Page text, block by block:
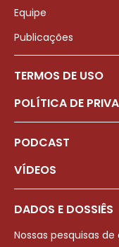
Equipe
Publicações
TERMOS DE USO
POLÍTICA DE
PODCAST
VÍDEOS
DADOS E DOSSIÊS
Nossas pesquisas de